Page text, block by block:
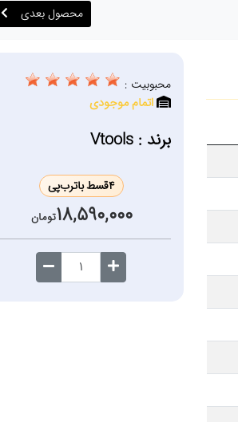
محصول بعدی
محبوبیت :
اتمام موجودی
برند : Vtools
4قسط باترب‌پی
18,590,000تومان